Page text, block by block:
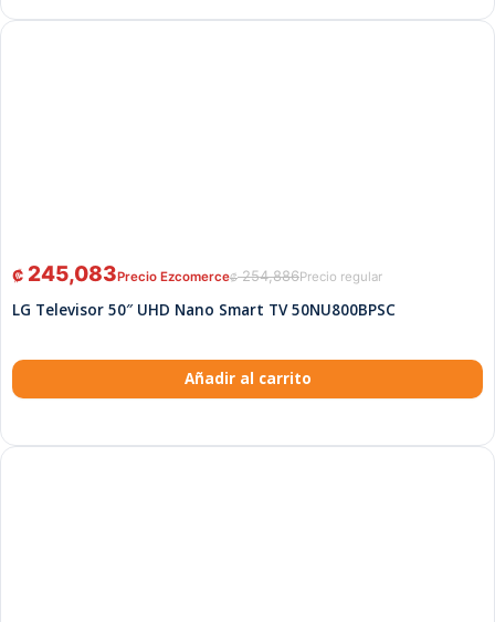
₡254,886
₡ 245,083
LG Televisor 50″ UHD Nano Smart TV 50NU800BPSC
Añadir al carrito